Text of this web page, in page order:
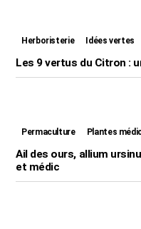
Herboristerie Idées vertes
Les 9 vertus du Citron :
Permaculture Plantes
Ail des ours, allium
et médic